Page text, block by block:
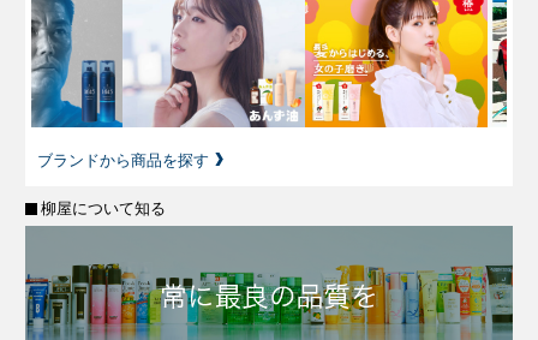
ブランドから商品を探す
柳屋について知る